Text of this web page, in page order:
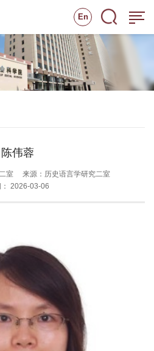
En
陈伟蓉
室
来源：历史语言学研究二室
： 2026-03-06